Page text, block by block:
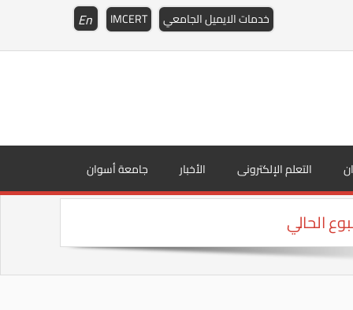
En خدمات الايميل الجامعي IMCERT
جامعة أسوان الأخبار التعلم الإلكترونى
الحالي